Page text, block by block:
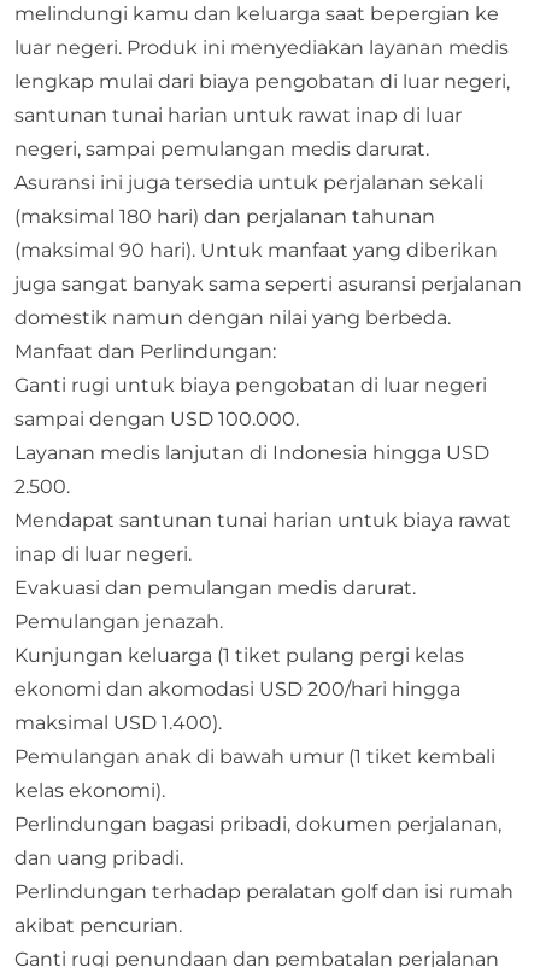
melindungi kamu dan keluarga saat bepergian ke
luar negeri. Produk ini menyediakan layanan medis
lengkap mulai dari biaya pengobatan di luar negeri,
santunan tunai harian untuk rawat inap di luar
negeri, sampai pemulangan medis darurat.
Asuransi ini juga tersedia untuk perjalanan sekali
(maksimal 180 hari) dan perjalanan tahunan
(maksimal 90 hari). Untuk manfaat yang diberikan
juga sangat banyak sama seperti asuransi perjalanan
domestik namun dengan nilai yang berbeda.
Manfaat dan Perlindungan:
Ganti rugi untuk biaya pengobatan di luar negeri
sampai dengan USD 100.000.
Layanan medis lanjutan di Indonesia hingga USD
2.500.
Mendapat santunan tunai harian untuk biaya rawat
inap di luar negeri.
Evakuasi dan pemulangan medis darurat.
Pemulangan jenazah.
Kunjungan keluarga (1 tiket pulang pergi kelas
ekonomi dan akomodasi USD 200/hari hingga
maksimal USD 1.400).
Pemulangan anak di bawah umur (1 tiket kembali
kelas ekonomi).
Perlindungan bagasi pribadi, dokumen perjalanan,
dan uang pribadi.
Perlindungan terhadap peralatan golf dan isi rumah
akibat pencurian.
Ganti rugi penundaan dan pembatalan perjalanan